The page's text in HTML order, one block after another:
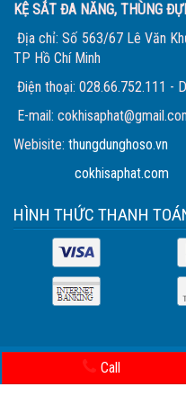
KỆ SẮT ĐA NĂNG, THÙNG
Địa chỉ: Số 563/67 Lê Văn
TP Hồ Chí Minh
Điện thoại: 028.66.752.111 -
E-mail:
Webisite: thungdunghoso.vn
cokhisaphat.com
HÌNH THỨC THANH
Bản quyền© Sa Phát. |
Call